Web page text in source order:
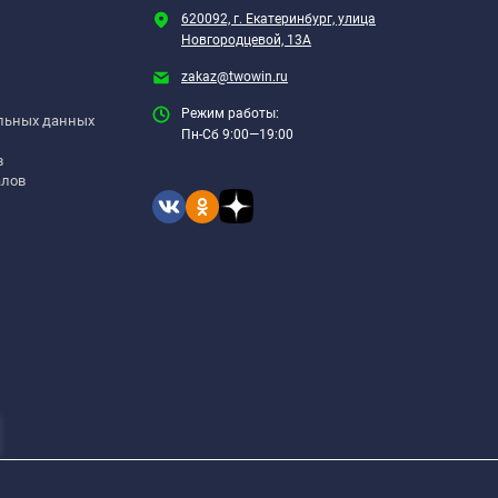
данных
620092, г. Екатеринбург, улица
Новгородцевой, 13А
zakaz@twowin.ru
Режим работы:
Пн-Сб 9:00—19:00